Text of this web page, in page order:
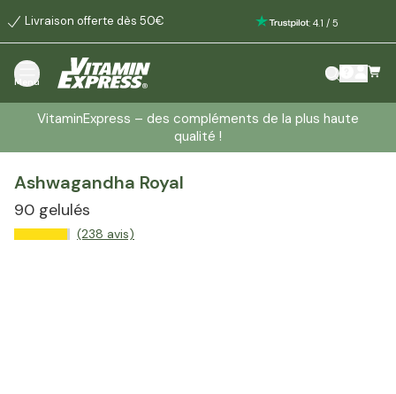
Livraison offerte dès 50€ : 4.1 / 5
Menu
VitaminExpress – des compléments de la plus haute
qualité !
Ashwagandha Royal
90 gelulés
(238 avis)